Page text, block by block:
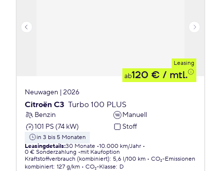
Leasing
ab120 € / mtl.
Neuwagen | 2026
Citroën C3 Turbo 100 PLUS
Benzin
Manuell
101 PS (74 kW)
Stoff
in 3 bis 5 Monaten
Leasingdetails:30 Monate 10.000 km/Jahr
0 € Sonderzahlung
mit Kaufoption
Kraftstoffverbrauch (kombiniert): 5,6 l/100 km
CO₂-Emissionen
kombiniert: 127 g/km CO₂-Klasse: D